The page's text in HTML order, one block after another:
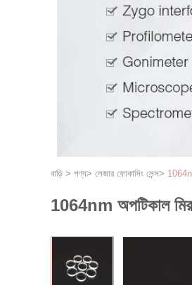
বাড়ি > পণ্য> লেজার ফোকাসিং লেন্স>
1064nm অপটিকাল